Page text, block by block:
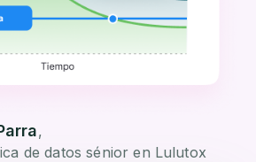
,
de datos sénior en Lulutox